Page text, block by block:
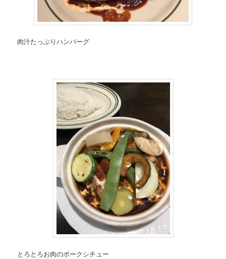
肉汁たっぷりハンバーグ
とろとろお肉のポークシチュー